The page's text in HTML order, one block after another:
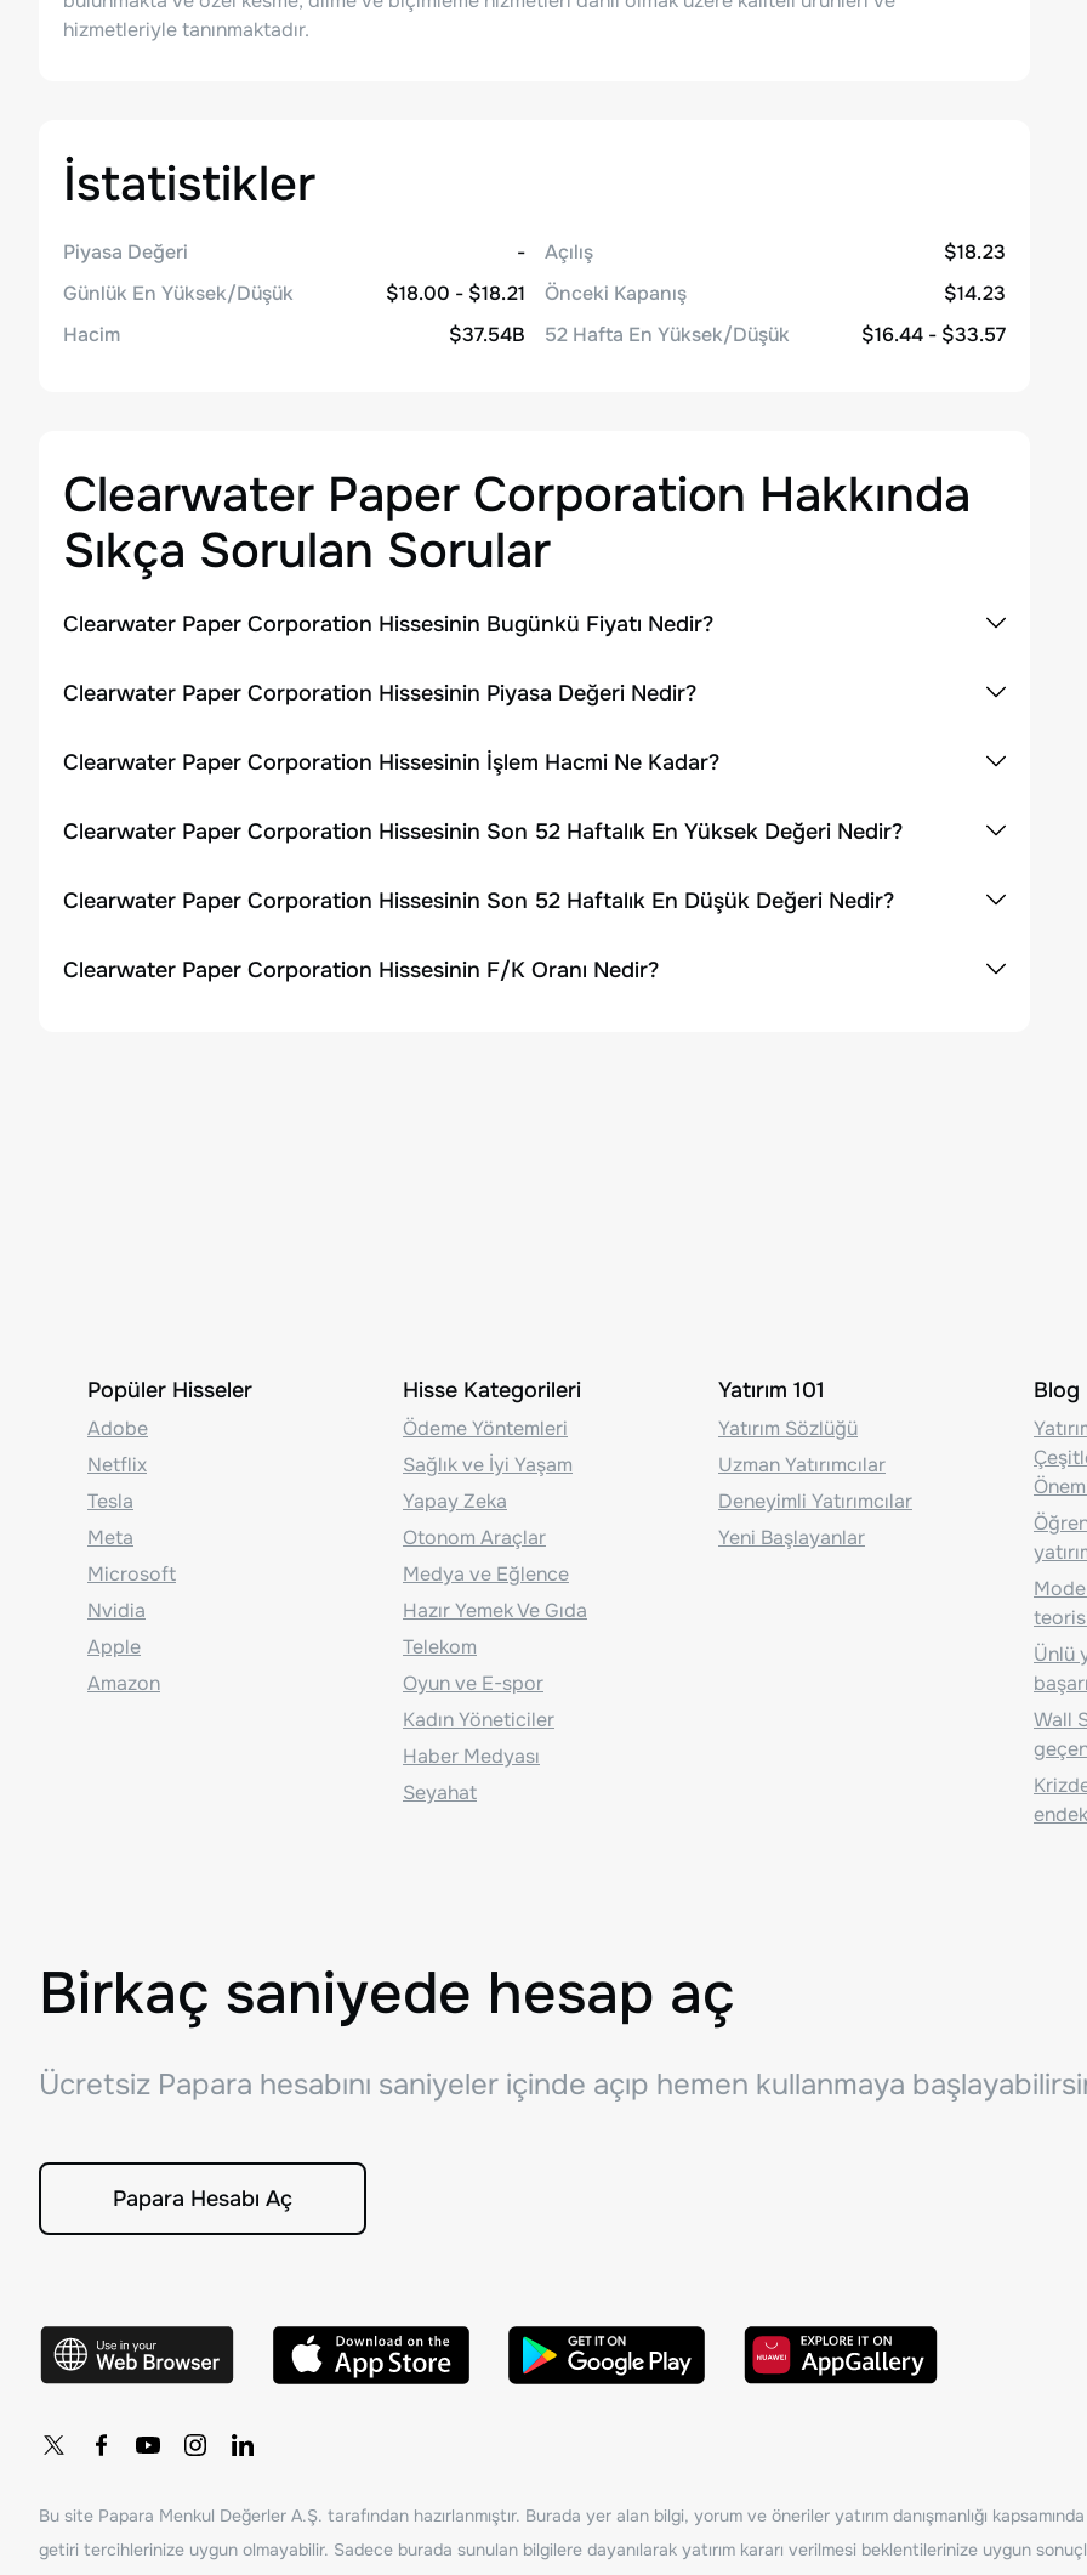
hizmetleriyle tanınmaktadır.
İstatistikler
Piyasa Değeri
-
Günlük En Yüksek/Düşük
$18.00 - $18.21
Hacim
$37.54B
Açılış
$18.23
Önceki Kapanış
$14.23
52 Hafta En Yüksek/Düşük
$16.44 - $33.57
Clearwater Paper Corporation Hakkında
Sıkça Sorulan Sorular
Clearwater Paper Corporation Hissesinin Bugünkü Fiyatı Nedir?
Clearwater Paper Corporation Hissesinin Piyasa Değeri Nedir?
Clearwater Paper Corporation Hissesinin İşlem Hacmi Ne Kadar?
Clearwater Paper Corporation Hissesinin Son 52 Haftalık En Yüksek Değeri Nedir?
Clearwater Paper Corporation Hissesinin Son 52 Haftalık En Düşük Değeri Nedir?
Clearwater Paper Corporation Hissesinin F/K Oranı Nedir?
Popüler Hisseler
Adobe
Netflix
Tesla
Meta
Microsoft
Nvidia
Apple
Amazon
Hisse Kategorileri
Ödeme Yöntemleri
Sağlık ve İyi Yaşam
Yapay Zeka
Otonom Araçlar
Medya ve Eğlence
Hazır Yemek Ve Gıda
Telekom
Oyun ve E-spor
Kadın Yöneticiler
Haber Medyası
Seyahat
Yatırım 101
Yatırım Sözlüğü
Uzman Yatırımcılar
Deneyimli Yatırımcılar
Yeni Başlayanlar
Blog
Ünlü
Wall
Birkaç saniyede hesap aç
Ücretsiz Papara hesabını saniyeler içinde açıp hemen kullanmaya
Papara Hesabı Aç
Bu site Papara Menkul Değerler A.Ş. tarafından hazırlanmıştır. Burada yer alan bilgi, yorum ve öneriler yatırım danışmanlığı
getiri tercihlerinize uygun olmayabilir. Sadece burada sunulan bilgilere dayanılarak yatırım kararı verilmesi beklentilerinize uygun